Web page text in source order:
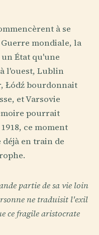
à se
mondiale, la
État qu'une
l'ouest, Lublin
Łódź bourdonnait
et Varsovie
pourrait
ce moment
en train de
partie de sa vie loin
ne traduisit l'exil
ce fragile aristocrate